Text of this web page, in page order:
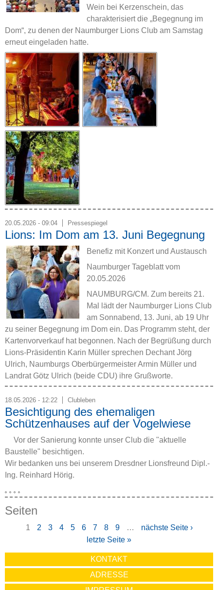
Wein bei Kerzenschein, das
charakterisiert die „Begegnung im
Dom“, zu denen der Naumburger Lions Club am Samstag
erneut eingeladen hatte.
20.05.2026 - 09:04 Pressespiegel
Lions: Im Dom am 13. Juni Begegnung
Benefiz mit Konzert und Austausch
Naumburger Tageblatt vom
20.05.2026
NAUMBURG/CM. Zum bereits 21.
Mal lädt der Naumburger Lions Club
am Sonnabend, 13. Juni, ab 19 Uhr
zu seiner Begegnung im Dom ein. Das Programm steht, der
Kartenvorverkauf hat begonnen. Nach der Begrüßung durch
Lions-Präsidentin Karin Müller sprechen Dechant Jörg
Ulrich, Naumburgs Oberbürgermeister Armin Müller und
Landrat Götz Ulrich (beide CDU) ihre Grußworte.
18.05.2026 - 12:22 Clubleben
Besichtigung des ehemaligen
Schützenhauses auf der Vogelwiese
Vor der Sanierung konnte unser Club die "aktuelle
Baustelle" besichtigen.
Wir bedanken uns bei unserem Dresdner Lionsfreund Dipl.-
Ing. Reinhard Hörig.
Seiten
1 2 3 4 5 6 7 8 9 …
nächste Seite ›
letzte Seite »
KONTAKT
ADRESSE